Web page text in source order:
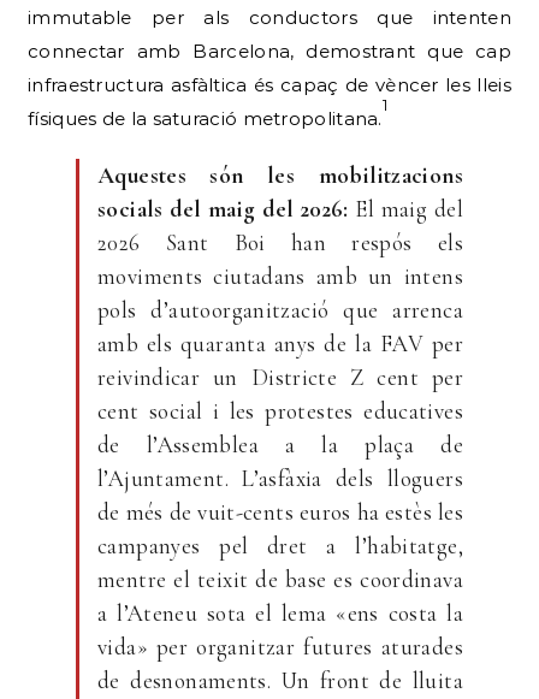
immutable per als conductors que intenten
connectar amb Barcelona, demostrant que cap
infraestructura asfàltica és capaç de vèncer les lleis
físiques de la saturació metropolitana.
1
Aquestes són les mobilitzacions
socials del maig del 2026: El maig del
2026 Sant Boi han respós els
moviments ciutadans amb un intens
pols d’autoorganització que arrenca
amb els quaranta anys de la FAV per
reivindicar un Districte Z cent per
cent social i les protestes educatives
de l’Assemblea a la plaça de
l’Ajuntament. L’asfàxia dels lloguers
de més de vuit-cents euros ha estès les
campanyes pel dret a l’habitatge,
mentre el teixit de base es coordinava
a l’Ateneu sota el lema «ens costa la
vida» per organitzar futures aturades
de desnonaments. Un front de lluita